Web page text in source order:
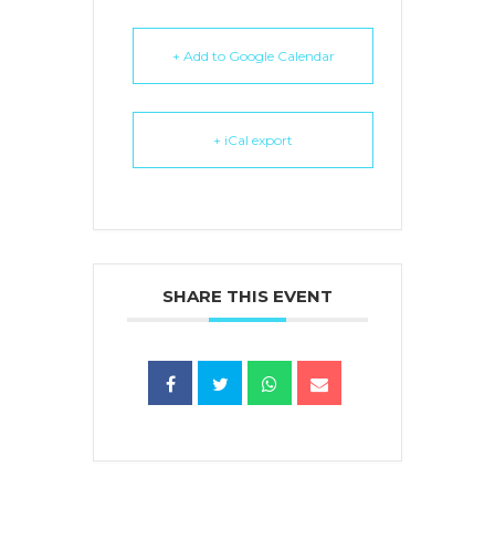
+ Add to Google Calendar
+ iCal export
SHARE THIS EVENT